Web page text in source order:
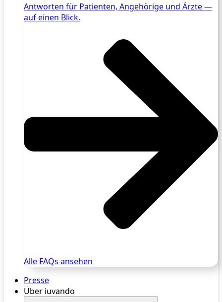
Antworten für Patienten, Angehörige und Ärzte —
auf einen Blick.
Alle FAQs ansehen
Presse
Über iuvando